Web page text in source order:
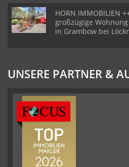
HORN IMMOBILIEN
großzügige
in Grambow bei
UNSERE PARTNER &